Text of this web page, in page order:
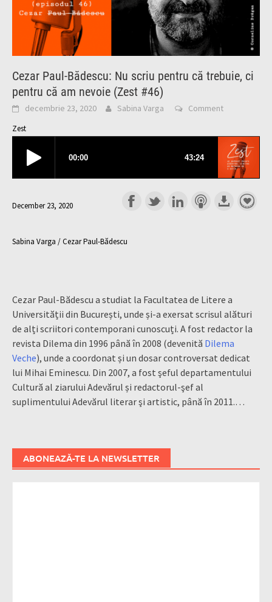
Cezar Paul-Bădescu: Nu scriu pentru că trebuie, ci
pentru că am nevoie (Zest #46)
decembrie 23, 2020 Sabina Varga Comment
Zest
December 23, 2020
Sabina Varga / Cezar Paul-Bădescu
Cezar Paul-Bădescu a studiat la Facultatea de Litere a
Universității din București, unde și-a exersat scrisul alături
de alți scriitori contemporani cunoscuți. A fost redactor la
revista Dilema din 1996 până în 2008 (devenită Dilema
Veche), unde a coordonat și un dosar controversat dedicat
lui Mihai Eminescu. Din 2007, a fost şeful departamentului
Cultură al ziarului Adevărul și redactorul-şef al
suplimentului Adevărul literar şi artistic, până în 2011.…
ABONEAZĂ-TE LA NEWSLETTER